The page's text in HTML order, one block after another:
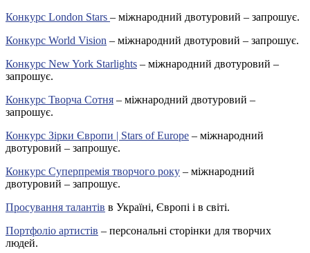
Конкурс London Stars – міжнародний двотуровий – запрошує.
Конкурс World Vision – міжнародний двотуровий – запрошує.
Конкурс New York Starlights – міжнародний двотуровий –
запрошує.
Конкурс Творча Сотня – міжнародний двотуровий –
запрошує.
Конкурс Зірки Європи | Stars of Europe – міжнародний
двотуровий – запрошує.
Конкурс Суперпремія творчого року – міжнародний
двотуровий – запрошує.
Просування талантів в Україні, Європі і в світі.
Портфоліо артистів – персональні сторінки для творчих
людей.